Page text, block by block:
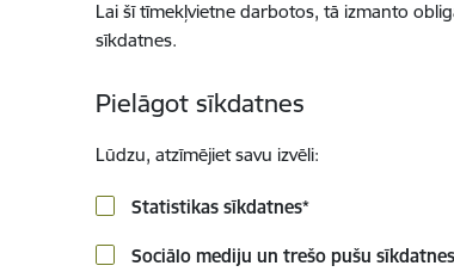
Lai šī tīmekļvietne darbotos, tā izmanto
sīkdatnes.
Pielāgot sīkdatnes
Lūdzu, atzīmējiet savu izvēli:
Statistikas sīkdatnes*
Sociālo mediju un trešo pušu sīkdatnes